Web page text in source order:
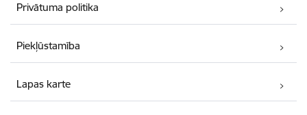
Privātuma politika
Piekļūstamība
Lapas karte